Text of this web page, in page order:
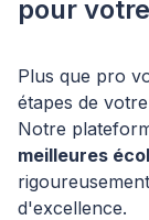
pour
Plus que pro
étapes de
Notre
meilleures
d'excellence.